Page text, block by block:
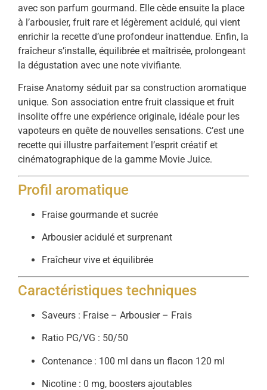
avec son parfum gourmand. Elle cède ensuite la place
à l’arbousier, fruit rare et légèrement acidulé, qui vient
enrichir la recette d’une profondeur inattendue. Enfin, la
fraîcheur s’installe, équilibrée et maîtrisée, prolongeant
la dégustation avec une note vivifiante.
Fraise Anatomy séduit par sa construction aromatique
unique. Son association entre fruit classique et fruit
insolite offre une expérience originale, idéale pour les
vapoteurs en quête de nouvelles sensations. C’est une
recette qui illustre parfaitement l’esprit créatif et
cinématographique de la gamme Movie Juice.
Profil aromatique
Fraise gourmande et sucrée
Arbousier acidulé et surprenant
Fraîcheur vive et équilibrée
Caractéristiques techniques
Saveurs : Fraise – Arbousier – Frais
Ratio PG/VG : 50/50
Contenance : 100 ml dans un flacon 120 ml
Nicotine : 0 mg, boosters ajoutables